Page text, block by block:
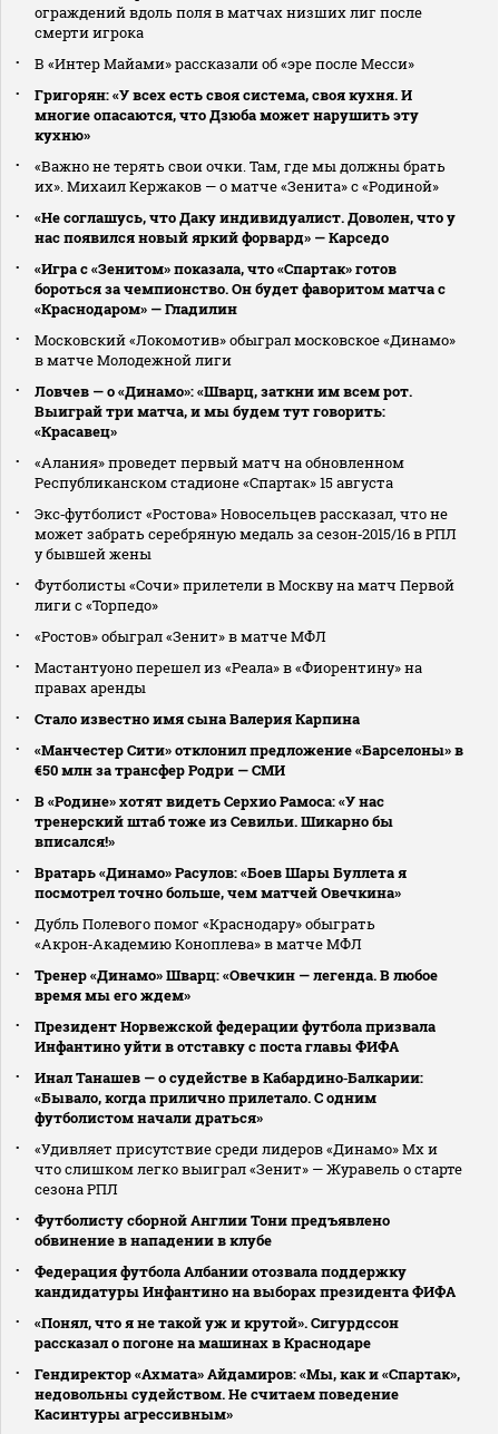
ограждений вдоль поля в матчах низших лиг после
смерти игрока
В «Интер Майами» рассказали об «эре после Месси»
Григорян: «У всех есть своя система, своя кухня. И
многие опасаются, что Дзюба может нарушить эту
кухню»
«Важно не терять свои очки. Там, где мы должны брать
их». Михаил Кержаков — о матче «Зенита» с «Родиной»
«Не соглашусь, что Даку индивидуалист. Доволен, что у
нас появился новый яркий форвард» — Карседо
«Игра с «Зенитом» показала, что «Спартак» готов
бороться за чемпионство. Он будет фаворитом матча с
«Краснодаром» — Гладилин
Московский «Локомотив» обыграл московское «Динамо»
в матче Молодежной лиги
Ловчев — о «Динамо»: «Шварц, заткни им всем рот.
Выиграй три матча, и мы будем тут говорить:
«Красавец»
«Алания» проведет первый матч на обновленном
Республиканском стадионе «Спартак» 15 августа
Экс‑футболист «Ростова» Новосельцев рассказал, что не
может забрать серебряную медаль за сезон‑2015/16 в РПЛ
у бывшей жены
Футболисты «Сочи» прилетели в Москву на матч Первой
лиги с «Торпедо»
«Ростов» обыграл «Зенит» в матче МФЛ
Мастантуоно перешел из «Реала» в «Фиорентину» на
правах аренды
Стало известно имя сына Валерия Карпина
«Манчестер Сити» отклонил предложение «Барселоны» в
€50 млн за трансфер Родри — СМИ
В «Родине» хотят видеть Серхио Рамоса: «У нас
тренерский штаб тоже из Севильи. Шикарно бы
вписался!»
Вратарь «Динамо» Расулов: «Боев Шары Буллета я
посмотрел точно больше, чем матчей Овечкина»
Дубль Полевого помог «Краснодару» обыграть
«Акрон‑Академию Коноплева» в матче МФЛ
Тренер «Динамо» Шварц: «Овечкин — легенда. В любое
время мы его ждем»
Президент Норвежской федерации футбола призвала
Инфантино уйти в отставку с поста главы ФИФА
Инал Танашев — о судействе в Кабардино‑Балкарии:
«Бывало, когда прилично прилетало. С одним
футболистом начали драться»
«Удивляет присутствие среди лидеров «Динамо» Мх и
что слишком легко выиграл «Зенит» — Журавель о старте
сезона РПЛ
Футболисту сборной Англии Тони предъявлено
обвинение в нападении в клубе
Федерация футбола Албании отозвала поддержку
кандидатуры Инфантино на выборах президента ФИФА
«Понял, что я не такой уж и крутой». Сигурдссон
рассказал о погоне на машинах в Краснодаре
Гендиректор «Ахмата» Айдамиров: «Мы, как и «Спартак»,
недовольны судейством. Не считаем поведение
Касинтуры агрессивным»